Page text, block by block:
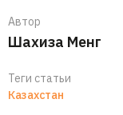
Автор
Шахиза Менг
Теги статьи
Казахстан